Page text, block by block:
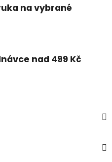
na vybrané
nad 499 Kč